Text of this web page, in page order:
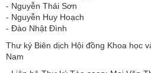
- Nguyễn Thái Sơn
- Nguyễn Huy Hoạch
- Đào Nhật Đình
Thư ký Biên dịch Hội đồng Khoa học
Nam